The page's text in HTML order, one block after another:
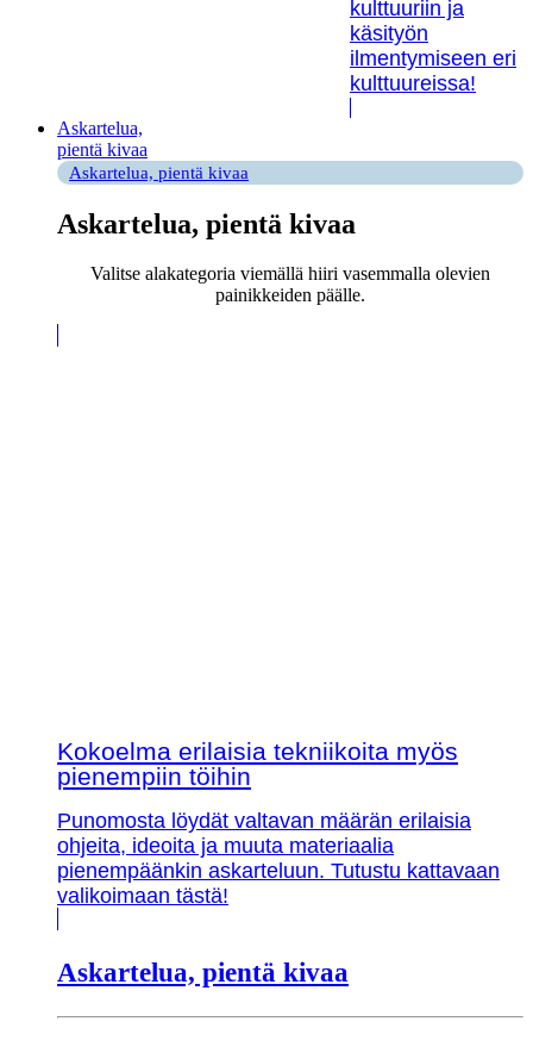
kulttuuriin ja
käsityön
ilmentymiseen eri
kulttuureissa!
Askartelua,
pientä kivaa
Askartelua, pientä kivaa
Askartelua, pientä kivaa
Valitse alakategoria viemällä hiiri vasemmalla olevien
painikkeiden päälle.
Kokoelma erilaisia tekniikoita myös
pienempiin töihin
Punomosta löydät valtavan määrän erilaisia
ohjeita, ideoita ja muuta materiaalia
pienempäänkin askarteluun. Tutustu kattavaan
valikoimaan tästä!
Askartelua, pientä kivaa